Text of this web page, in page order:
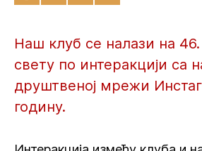
Наш клуб се налази на
свету по интеракцији са
друштвеној мрежи
годину.